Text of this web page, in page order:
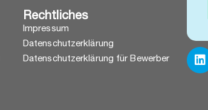
Rechtliches
Impressum
Datenschutzerklärung
Datenschutzerklärung für Bewerber